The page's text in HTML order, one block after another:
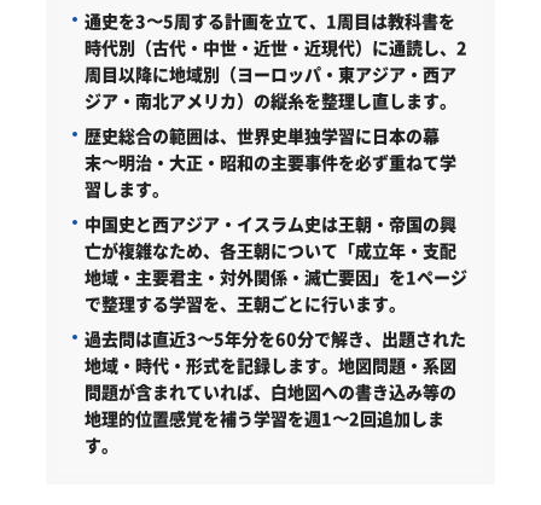
通史を3〜5周する計画を立て、1周目は教科書を
時代別（古代・中世・近世・近現代）に通読し、2
周目以降に地域別（ヨーロッパ・東アジア・西ア
ジア・南北アメリカ）の縦糸を整理し直します。
歴史総合の範囲は、世界史単独学習に日本の幕
末〜明治・大正・昭和の主要事件を必ず重ねて学
習します。
中国史と西アジア・イスラム史は王朝・帝国の興
亡が複雑なため、各王朝について「成立年・支配
地域・主要君主・対外関係・滅亡要因」を1ページ
で整理する学習を、王朝ごとに行います。
過去問は直近3〜5年分を60分で解き、出題された
地域・時代・形式を記録します。地図問題・系図
問題が含まれていれば、白地図への書き込み等の
地理的位置感覚を補う学習を週1〜2回追加しま
す。